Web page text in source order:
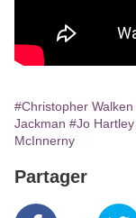
#Christopher Walken
Jackman #Jo Hartley
McInnerny
Partager